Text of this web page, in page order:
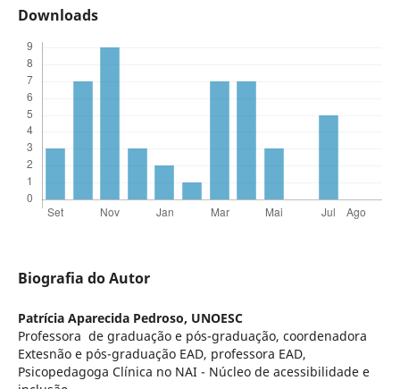
Downloads
Biografia do Autor
Patrícia Aparecida Pedroso, UNOESC
Professora de graduação e pós-graduação, coordenadora
Extesnão e pós-graduação EAD, professora EAD,
Psicopedagoga Clínica no NAI - Núcleo de acessibilidade e